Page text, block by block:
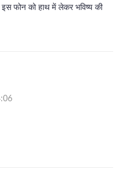
फोन को हाथ में लेकर भविष्य की